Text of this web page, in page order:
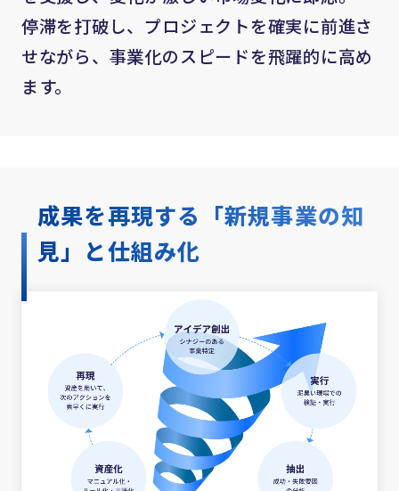
停滞を打破し、プロジェクトを確実に前進さ
せながら、事業化のスピードを飛躍的に高め
ます。
成果を再現する「新規事業の知
見」と仕組み化